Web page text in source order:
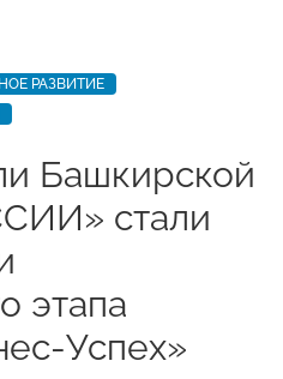
РАЗВИТИЕ
Башкирской
стали
этапа
Успех»